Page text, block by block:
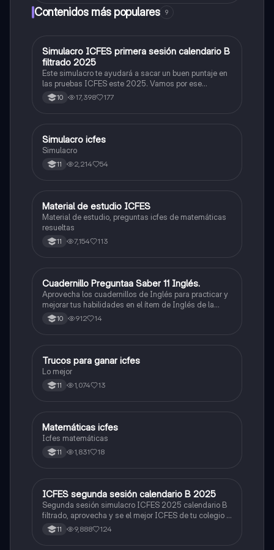
mantiene e
Contenidos más populares 9
ICFES: Matemáticas
Simulacro ICFES primera sesión calendario B
filtrado 2025
Este simulacro te ayudará a sacar un buen puntaje en
las pruebas ICFES este 2025. Vamos por ese
500/500. Y poder ser admitido en la universidad que
quieras, estudiar la carrera que quieres y no la que te
10 17,398 177
ICFES: Lectura Crítica
Simulacro icfes
Simulacro
11 2,214 54
ICFES: Matemáticas
Material de estudio ICFES
Material de estudio, preguntas icfes de matemáticas
resueltas
11 7,154 113
ICFES: Inglés
Cuadernillo Preguntaa Saber 11 Inglés.
Aprovecha los cuadernillos de Inglés para practicar y
mejorar tus habilidades en el ítem de Inglés de la
Prueba Saber 11. 🫡
10 912 14
Química
Trucos para ganar icfes
Lo mejor
11 1,074 13
ICFES: Matemáticas
Matemáticas icfes
Icfes matemáticas
11 1,831 18
ICFES: Lectura Crítica
ICFES segunda sesión calendario B 2025
Segunda sesión simulacro ICFES 2025 calendario B
filtrado, aprovecha y se el mejor ICFES de tu colegio y
poder ingresar a universidad, y estudiar aquella
carrera con la que tanto sueñas.
11 9,888 124